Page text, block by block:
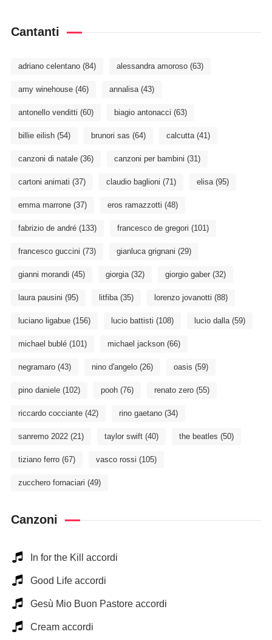
Cantanti
adriano celentano(84) alessandra amoroso(63)
amy winehouse(46) annalisa(43)
antonello venditti (60) biagio antonacci (63)
billie eilish(54) brunori sas (64) calcutta(41)
canzoni di natale(36) canzoni per bambini (31)
cartoni animati (37) claudio baglioni (71) elisa(95)
emma marrone(37) eros ramazzotti (48)
fabrizio de andré(133) francesco de gregori (101)
francesco guccini (73) gianluca grignani (29)
gianni morandi (45) giorgia(32) giorgio gaber(32)
laura pausini (95) litfiba(35) lorenzo jovanotti (88)
luciano ligabue(156) lucio battisti (108) lucio dalla(59)
michael bublé(101) michael jackson(66)
negramaro(43) nino d'angelo(26) oasis (59)
pino daniele(102) pooh(76) renato zero(55)
riccardo cocciante(42) rino gaetano(34)
sanremo 2022(21) taylor swift(40) the beatles (50)
tiziano ferro(67) vasco rossi (105)
zucchero fornaciari (49)
Canzoni
In for the Kill accordi
Good Life accordi
Gesù Mio Buon Pastore accordi
Cream accordi